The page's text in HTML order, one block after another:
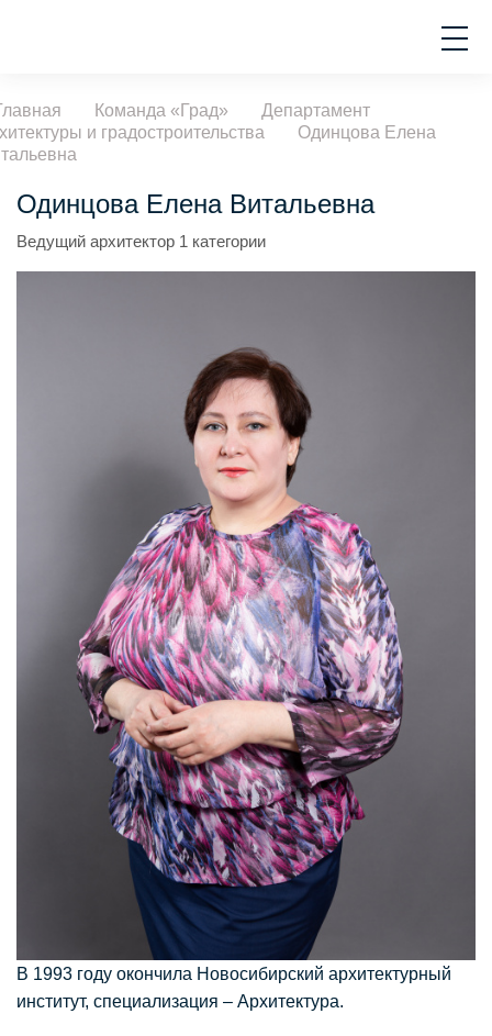
Команда «Град»
Департамент
и градостроительства
Одинцова Елена
Одинцова Елена Витальевна
Ведущий архитектор 1 категории
В 1993 году окончила Новосибирский архитектурный
институт, специализация – Архитектура.